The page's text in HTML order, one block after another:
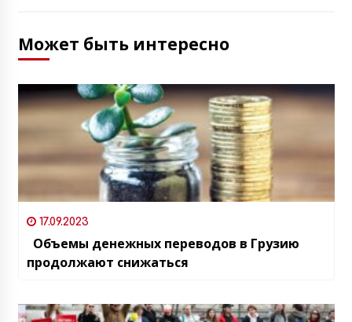
Может быть интересно
17.09.2023
Объемы денежных переводов в Грузию
продолжают снижаться